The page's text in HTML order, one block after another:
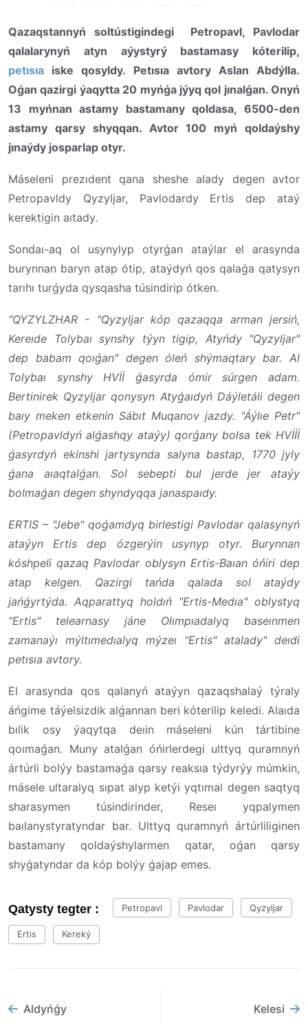
Qazaqstannyń soltústigindegi Petropavl, Pavlodar
qalalarynyń atyn aýystyrý bastamasy kóterilip,
petısıa iske qosyldy. Petısıa avtory Aslan Abdýlla.
Oǵan qazirgi ýaqytta 20 myńǵa jýyq qol jınalǵan. Onyń
13 myńnan astamy bastamany qoldasa, 6500-den
astamy qarsy shyqqan. Avtor 100 myń qoldaýshy
jınaýdy josparlap otyr.
Máseleni prezıdent qana sheshe alady degen avtor
Petropavldy Qyzyljar, Pavlodardy Ertis dep ataý
kerektigin aıtady.
Sondaı-aq ol usynylyp otyrǵan ataýlar el arasynda
burynnan baryn atap ótip, ataýdyń qos qalaǵa qatysyn
tarıhı turǵyda qysqasha túsindirip ótken.
"QYZYLZHAR - "Qyzyljar kóp qazaqqa arman jersiń,
Kereıde Tolybaı synshy týyn tigip, Atyńdy "Qyzyljar"
dep babam qoıǵan" degen óleń shýmaqtary bar. Al
Tolybaı synshy HVİİ ǵasyrda ómir súrgen adam.
Bertinirek Qyzyljar qonysyn Atyǵaıdyń Dáýletáli degen
baıy meken etkenin Sábıt Muqanov jazdy. "Áýlıe Petr"
(Petropavldyń alǵashqy ataýy) qorǵany bolsa tek HVİİİ
ǵasyrdyń ekinshi jartysynda salyna bastap, 1770 jyly
ǵana aıaqtalǵan. Sol sebepti bul jerde jer ataýy
bolmaǵan degen shyndyqqa janaspaıdy.
ERTIS – "Jebe" qoǵamdyq birlestigi Pavlodar qalasynyń
ataýyn Ertis dep ózgerýin usynyp otyr. Burynnan
kóshpeli qazaq Pavlodar oblysyn Ertis-Baıan óńiri dep
atap kelgen. Qazirgi tańda qalada sol ataýdy
jańǵyrtýda. Aqparattyq holdıń "Ertis-Medıa" oblystyq
"Ertis" telearnasy jáne Olımpıadalyq baseınmen
zamanaýı mýltımedıalyq mýzeı "Ertis" atalady" deıdi
petısıa avtory.
El arasynda qos qalanyń ataýyn qazaqshalaý týraly
áńgime táýelsizdik alǵannan beri kóterilip keledi. Alaıda
bılik osy ýaqytqa deıin máseleni kún tártibine
qoımaǵan. Muny atalǵan óńirlerdegi ulttyq quramnyń
ártúrli bolýy bastamaǵa qarsy reaksıa týdyrýy múmkin,
másele ultaralyq sıpat alyp ketýi yqtımal degen saqtyq
sharasymen túsindirinder, Reseı yqpalymen
baılanystyratyndar bar. Ulttyq quramnyń ártúrliliginen
bastamany qoldaýshylarmen qatar, oǵan qarsy
shyǵatyndar da kóp bolýy ǵajap emes.
Qatysty tegter : Petropavl Pavlodar Qyzyljar
Ertis Kereký
Aldyńǵy Kelesi